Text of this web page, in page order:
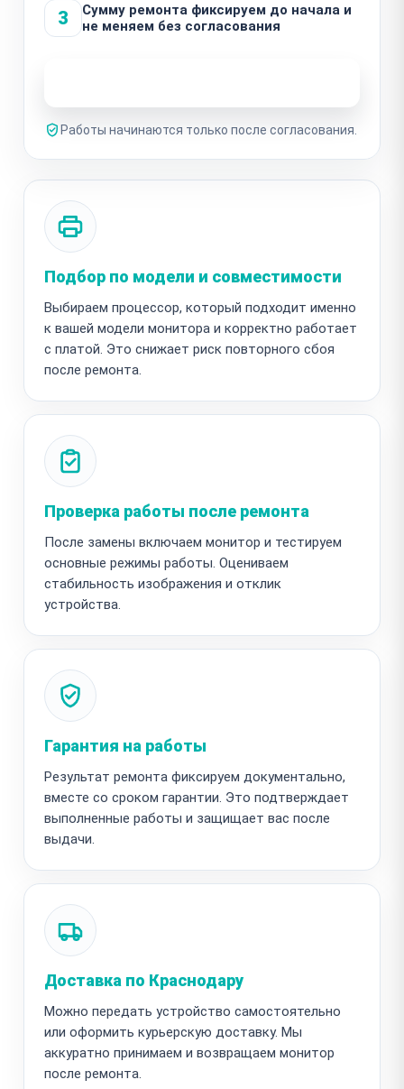
3
Сумму ремонта фиксируем до начала и
не меняем без согласования
Работы начинаются только после согласования.
Подбор по модели и совместимости
Выбираем процессор, который подходит именно
к вашей модели монитора и корректно работает
с платой. Это снижает риск повторного сбоя
после ремонта.
Проверка работы после ремонта
После замены включаем монитор и тестируем
основные режимы работы. Оцениваем
стабильность изображения и отклик
устройства.
Гарантия на работы
Результат ремонта фиксируем документально,
вместе со сроком гарантии. Это подтверждает
выполненные работы и защищает вас после
выдачи.
Доставка по Краснодару
Можно передать устройство самостоятельно
или оформить курьерскую доставку. Мы
аккуратно принимаем и возвращаем монитор
после ремонта.